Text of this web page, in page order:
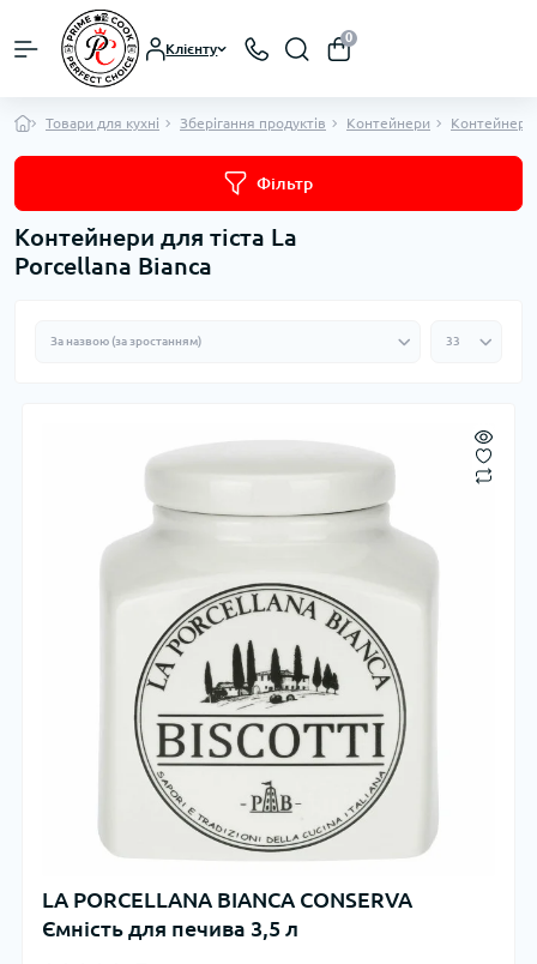
Клієнту
0
Товари для кухні Зберігання продуктів Контейнери Контейнери
Фільтр
Контейнери для тіста La
Porcellana Bianca
LA PORCELLANA BIANCA CONSERVA
Ємність для печива 3,5 л